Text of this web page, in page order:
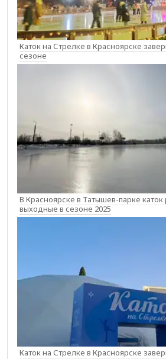
Каток на Стрелке в Красноярске
сезоне
В Красноярске в Татышев-парке
выходные в сезоне 2025
Каток на Стрелке в Красноярске